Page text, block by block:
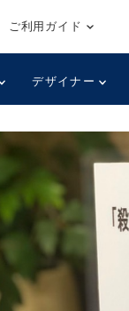
ご利用ガイド
デザイナー